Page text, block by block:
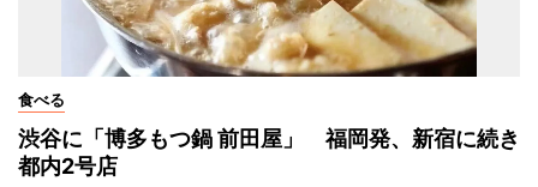
食べる
渋谷に「博多もつ鍋 前田屋」 福岡発、新宿に続き
都内2号店